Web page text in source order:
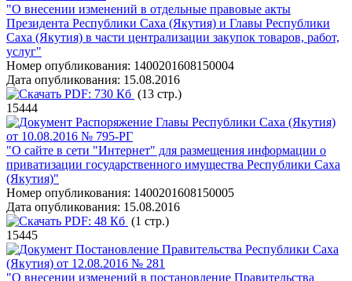
"О внесении изменений в отдельные правовые акты
Президента Республики Саха (Якутия) и Главы Республики
Саха (Якутия) в части централизации закупок товаров, работ,
услуг"
Номер опубликования: 1400201608150004
Дата опубликования: 15.08.2016
PDF: 730 Кб (13 стр.)
15444
Распоряжение Главы Республики Саха (Якутия)
от 10.08.2016 № 795-РГ
"О сайте в сети "Интернет" для размещения информации о
приватизации государственного имущества Республики Саха
(Якутия)"
Номер опубликования: 1400201608150005
Дата опубликования: 15.08.2016
PDF: 48 Кб (1 стр.)
15445
Постановление Правительства Республики Саха
(Якутия) от 12.08.2016 № 281
"О внесении изменений в постановление Правительства